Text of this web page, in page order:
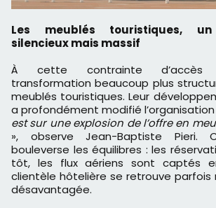
Les meublés touristiques, un basculement
silencieux mais massif
À cette contrainte d’accès
transformation beaucoup plus
meublés touristiques. Leur
a profondément modifié l’organisation
est sur une explosion de l’offre en
», observe Jean-Baptiste Pieri.
bouleverse les équilibres : les
tôt, les flux aériens sont captés
clientèle hôtelière se retrouve
désavantagée.